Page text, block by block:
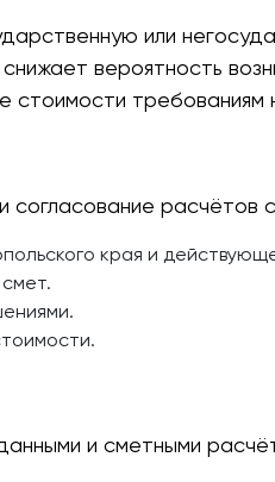
или
вероятность
требованиям
расчётов
края и
и сметными